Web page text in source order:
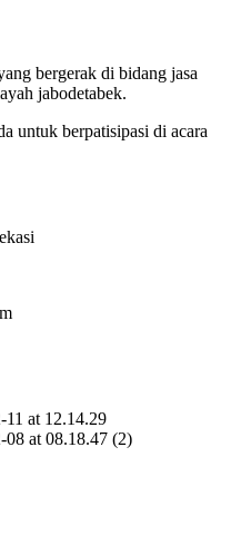
bergerak di bidang jasa
jabodetabek.
untuk berpatisipasi di acara